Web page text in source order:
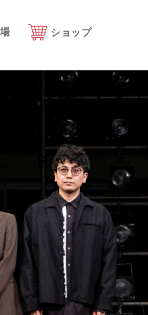
ショップ